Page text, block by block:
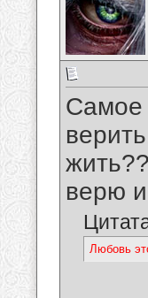
Самое
верю
Любовь